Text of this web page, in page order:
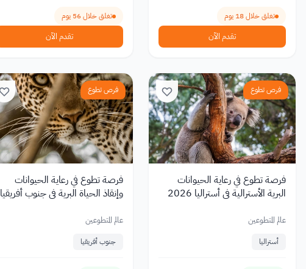
تغلق خلال 18 يوم
تقدم الآن
تغلق خلال 56 يوم
تقدم الآن
فرص تطوع
فرصة تطوع في رعاية الحيوانات
البرية الأسترالية في أستراليا 2026
عالم المتطوعين
أستراليا
فرص تطوع
فرصة تطوع في رعاية الحيوانات
وإنقاذ الحياة البرية في جنوب أفريقيا
عالم المتطوعين
جنوب أفريقيا